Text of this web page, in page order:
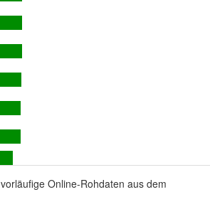
Online-Rohdaten aus dem